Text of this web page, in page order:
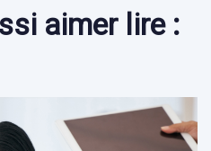
aimer lire :